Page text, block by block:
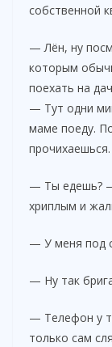
собственной
— Лён, ну
которым
поехать на
— Тут одни
маме поеду.
— Ты едешь?
хриплым и
— У меня под
— Ну так
— Телефон у
только сам